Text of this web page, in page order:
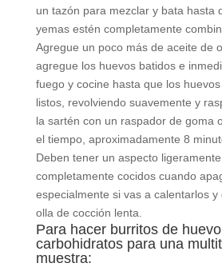
un tazón para mezclar y bata hasta
yemas estén completamente
Agregue un poco más de aceite de
agregue los huevos batidos e
fuego y cocine hasta que los
listos, revolviendo suavemente y
la sartén con un raspador de goma
el tiempo, aproximadamente 8
Deben tener un aspecto
completamente cocidos cuando
especialmente si vas a calentarlos
olla de cocción lenta.
Para hacer burritos de
carbohidratos para una
muestra: